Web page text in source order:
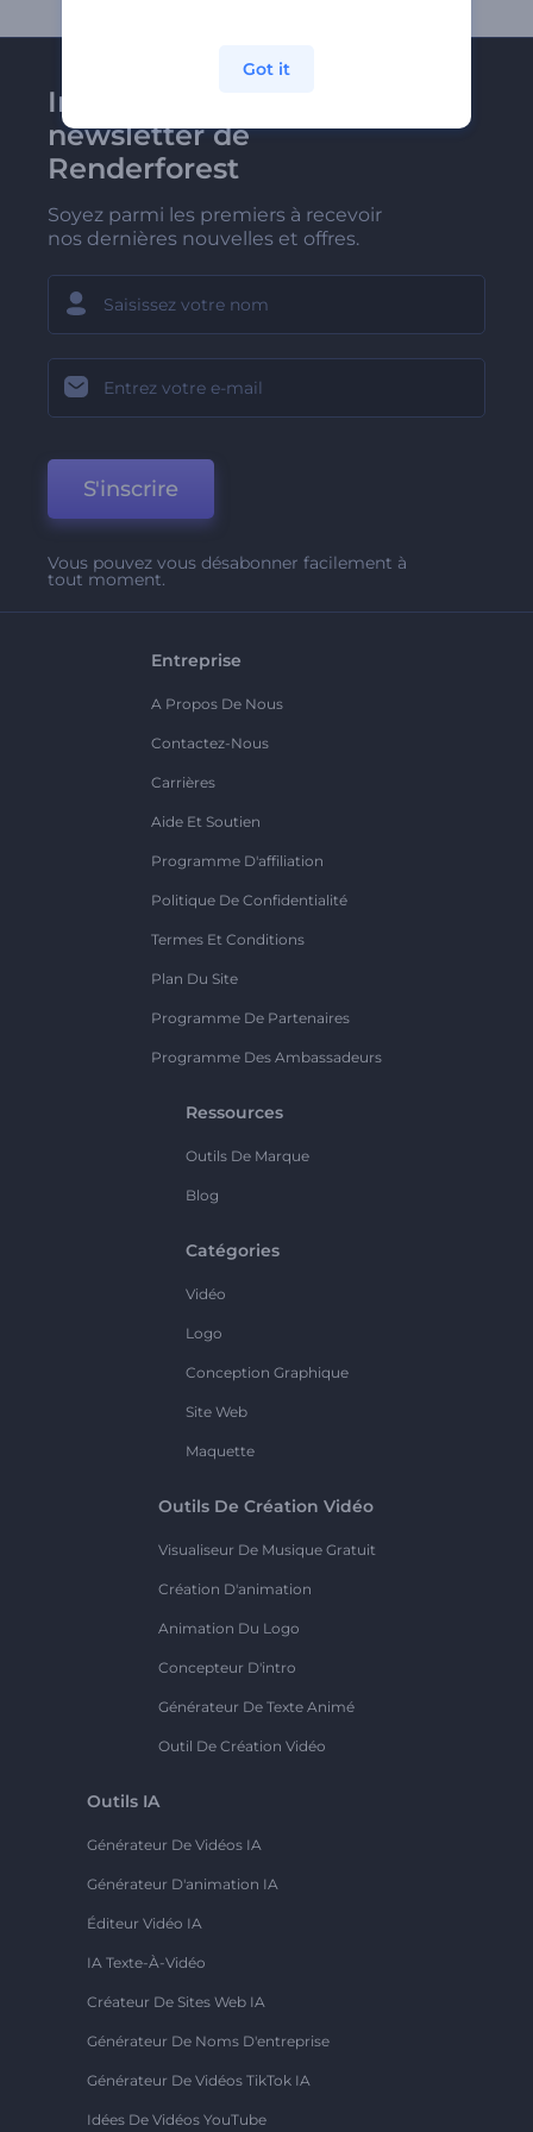
Inscrivez-vous à la
newsletter de
Renderforest
Soyez parmi les premiers à recevoir
nos dernières nouvelles et offres.
S'inscrire
Vous pouvez vous désabonner facilement à
tout moment.
Entreprise
A Propos De Nous
Contactez-Nous
Carrières
Aide Et Soutien
Programme D'affiliation
Politique De Confidentialité
Termes Et Conditions
Plan Du Site
Programme De Partenaires
Programme Des Ambassadeurs
Ressources
Outils De Marque
Blog
Catégories
Vidéo
Logo
Conception Graphique
Site Web
Maquette
Outils De Création Vidéo
Visualiseur De Musique Gratuit
Création D'animation
Animation Du Logo
Concepteur D'intro
Générateur De Texte Animé
Outil De Création Vidéo
Outils IA
Générateur De Vidéos IA
Générateur D'animation IA
Éditeur Vidéo IA
IA Texte-À-Vidéo
Créateur De Sites Web IA
Générateur De Noms D'entreprise
Générateur De Vidéos TikTok IA
Idées De Vidéos YouTube
Got it